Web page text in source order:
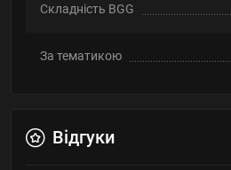
Складність BGG
За тематикою
Відгуки